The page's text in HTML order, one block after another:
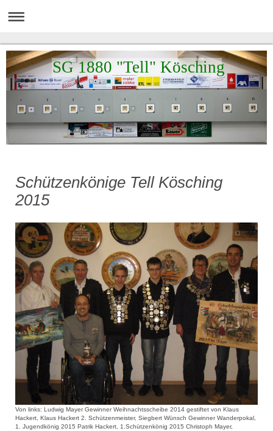
SG 1880 "Tell" Kösching
Schützenkönige Tell Kösching
2015
Von links: Ludwig Mayer Gewinner Weihnachtsscheibe 2014 gestiftet von Klaus
Hackert, Klaus Hackert 2. Schützenmeister, Siegbert Wünsch Gewinner Wanderpokal,
1. Jugendkönig 2015 Patrik Hackert, 1.Schützenkönig 2015 Christoph Mayer,